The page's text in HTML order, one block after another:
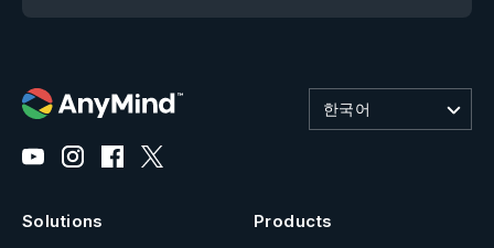
한국어
Solutions Products